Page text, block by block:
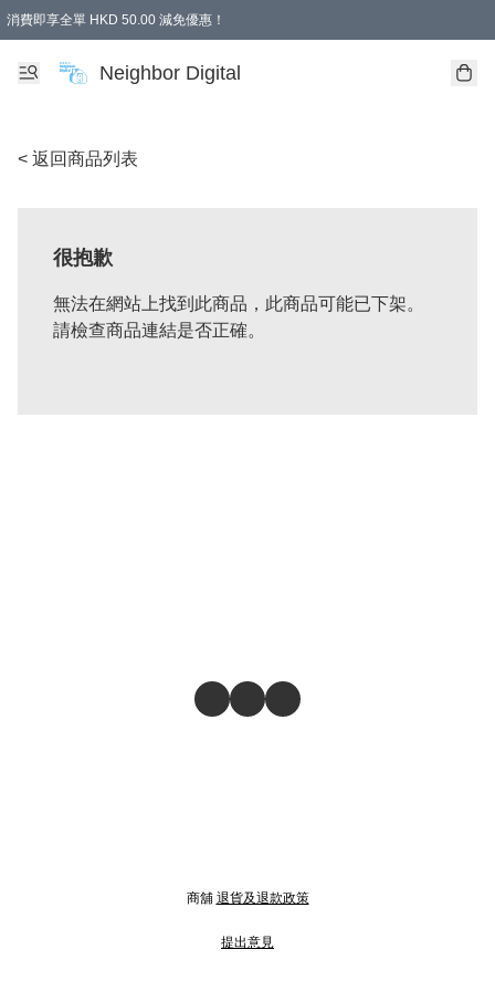
消費即享全單 HKD 50.00 減免優惠！
Neighbor Digital
< 返回商品列表
很抱歉
無法在網站上找到此商品，此商品可能已下架。
請檢查商品連結是否正確。
商舖 退貨及退款政策
提出意見